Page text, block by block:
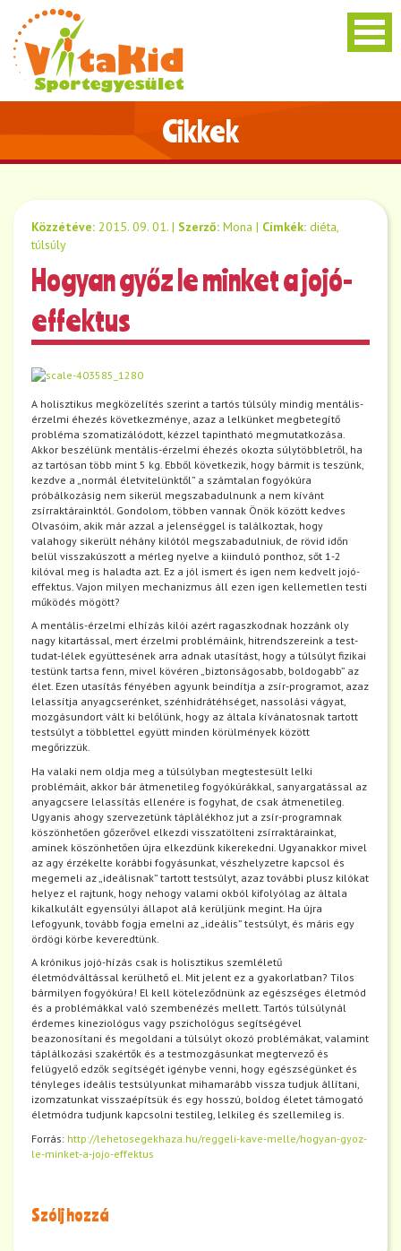
Cikkek
Közzétéve: 2015. 09. 01. | Szerző: Mona | Címkék: diéta,
túlsúly
Hogyan győz le minket a jojó-
effektus
A holisztikus megközelítés szerint a tartós túlsúly mindig mentális-
érzelmi éhezés következménye, azaz a lelkünket megbetegítő
probléma szomatizálódott, kézzel tapintható megmutatkozása.
Akkor beszélünk mentális-érzelmi éhezés okozta súlytöbbletről, ha
az tartósan több mint 5 kg. Ebből következik, hogy bármit is teszünk,
kezdve a „normál életvitelünktől” a számtalan fogyókúra
próbálkozásig nem sikerül megszabadulnunk a nem kívánt
zsírraktárainktól. Gondolom, többen vannak Önök között kedves
Olvasóim, akik már azzal a jelenséggel is találkoztak, hogy
valahogy sikerült néhány kilótól megszabadulniuk, de rövid időn
belül visszakúszott a mérleg nyelve a kiinduló ponthoz, sőt 1-2
kilóval meg is haladta azt. Ez a jól ismert és igen nem kedvelt jojó-
effektus. Vajon milyen mechanizmus áll ezen igen kellemetlen testi
működés mögött?
A mentális-érzelmi elhízás kilói azért ragaszkodnak hozzánk oly
nagy kitartással, mert érzelmi problémáink, hitrendszereink a test-
tudat-lélek együttesének arra adnak utasítást, hogy a túlsúlyt fizikai
testünk tartsa fenn, mivel kövéren „biztonságosabb, boldogabb” az
élet. Ezen utasítás fényében agyunk beindítja a zsír-programot, azaz
lelassítja anyagcserénket, szénhidrátéhséget, nassolási vágyat,
mozgásundort vált ki belőlünk, hogy az általa kívánatosnak tartott
testsúlyt a többlettel együtt minden körülmények között
megőrizzük.
Ha valaki nem oldja meg a túlsúlyban megtestesült lelki
problémáit, akkor bár átmenetileg fogyókúrákkal, sanyargatással az
anyagcsere lelassítás ellenére is fogyhat, de csak átmenetileg.
Ugyanis ahogy szervezetünk táplálékhoz jut a zsír-programnak
köszönhetően gőzerővel elkezdi visszatölteni zsírraktárainkat,
aminek köszönhetően újra elkezdünk kikerekedni. Ugyanakkor mivel
az agy érzékelte korábbi fogyásunkat, vészhelyzetre kapcsol és
megemeli az „ideálisnak” tartott testsúlyt, azaz további plusz kilókat
helyez el rajtunk, hogy nehogy valami okból kifolyólag az általa
kikalkulált egyensúlyi állapot alá kerüljünk megint. Ha újra
lefogyunk, tovább fogja emelni az „ideális” testsúlyt, és máris egy
ördögi körbe keveredtünk.
A krónikus jojó-hízás csak is holisztikus szemléletű
életmódváltással kerülhető el. Mit jelent ez a gyakorlatban? Tilos
bármilyen fogyókúra! El kell köteleződnünk az egészséges életmód
és a problémákkal való szembenézés mellett. Tartós túlsúlynál
érdemes kineziológus vagy pszichológus segítségével
beazonosítani és megoldani a túlsúlyt okozó problémákat, valamint
táplálkozási szakértők és a testmozgásunkat megtervező és
felügyelő edzők segítségét igénybe venni, hogy egészségünket és
tényleges ideális testsúlyunkat mihamarább vissza tudjuk állítani,
izomzatunkat visszaépítsük és egy hosszú, boldog életet támogató
életmódra tudjunk kapcsolni testileg, lelkileg és szellemileg is.
Forrás: http://lehetosegekhaza.hu/reggeli-kave-melle/hogyan-gyoz-
le-minket-a-jojo-effektus
Szólj hozzá